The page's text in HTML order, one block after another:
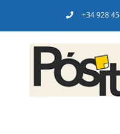
al
contenido
+34 928